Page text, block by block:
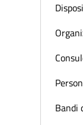
Bandi